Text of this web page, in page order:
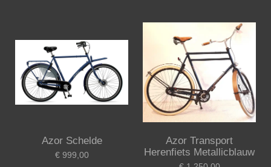
Azor Schelde
€ 999,00
Azor Transport
Herenfiets Metallicblauw